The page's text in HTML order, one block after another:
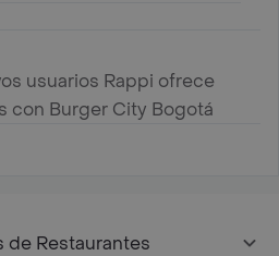
usuarios Rappi ofrece
con Burger City Bogotá
de Restaurantes